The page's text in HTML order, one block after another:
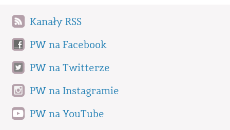
Kanały RSS
PW na Facebook
PW na Twitterze
PW na Instagramie
PW na YouTube